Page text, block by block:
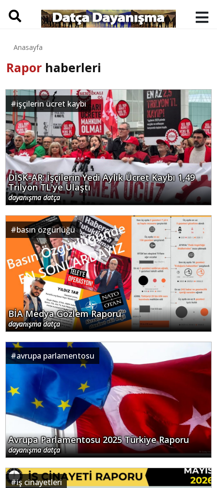
Anasayfa
Rapor haberleri
#işçilerin ücret kaybı
DİSK-AR: İşçilerin Yedi Aylık Ücret Kaybı 1,49
Trilyon TL'ye Ulaştı
dayanışma datça
#basın özgürlüğü
BİA Medya Gözlem Raporu
dayanışma datça
#avrupa parlamentosu
Avrupa Parlamentosu 2025 Türkiye Raporu
dayanışma datça
#iş cinayetleri